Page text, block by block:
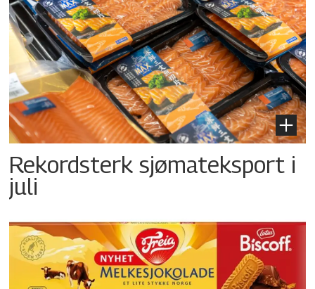
Rekordsterk sjømateksport i
juli